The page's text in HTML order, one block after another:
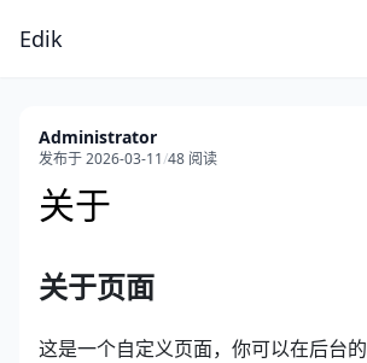
Edik
Administrator
发布于 2026-03-11/48 阅读
关于
关于页面
这是一个自定义页面，你可以在后台的